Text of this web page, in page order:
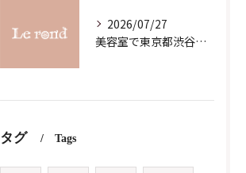
2026/07/27
美容室で東京都渋谷区代官山町の求人条件を詳しく比較し理想の職場を見つけるコツ
タグ Tags